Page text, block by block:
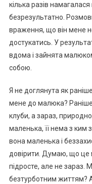
кілька разів
безрезультатно.
враження, що він мене
достукатись. У
вдома і зайнята
собою.
Я не доглянута як
мене до малюка?
клуби, а зараз,
маленька, її нема з
вона маленька і
довірити. Думаю, що це
підросте, але не зараз.
безтурботним життям?